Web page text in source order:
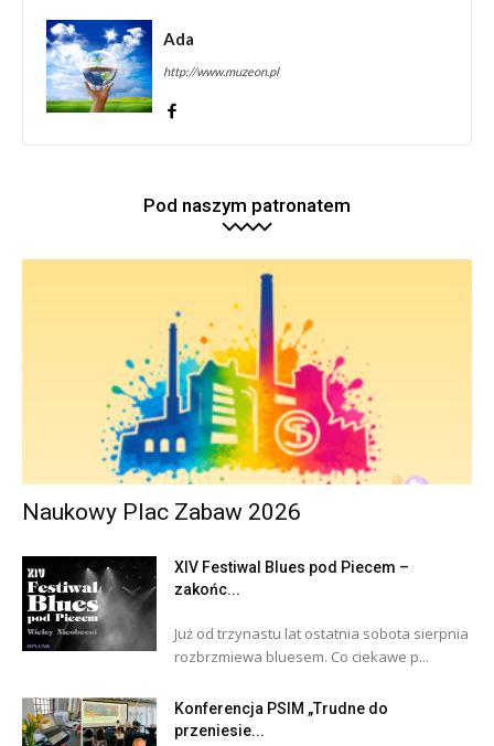
Ada
http://www.muzeon.pl
Pod naszym patronatem
Naukowy Plac Zabaw 2026
XIV Festiwal Blues pod Piecem –
zakońc...
Już od trzynastu lat ostatnia sobota sierpnia
rozbrzmiewa bluesem. Co ciekawe p...
Konferencja PSIM „Trudne do
przeniesie...